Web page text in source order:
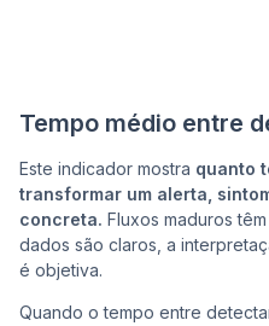
Tempo médio entre
Este indicador mostra quanto
transformar um alerta,
concreta. Fluxos maduros
dados são claros, a
é objetiva.
Quando o tempo entre